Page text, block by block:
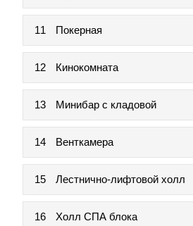
11 Покерная
12 Кинокомната
13 Минибар с кладовой
14 Венткамера
15 Лестнично-лифтовой холл
16 Холл СПА блока